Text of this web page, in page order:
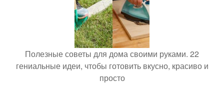
Полезные советы для дома своими руками. 22
гениальные идеи, чтобы готовить вкусно, красиво и
просто